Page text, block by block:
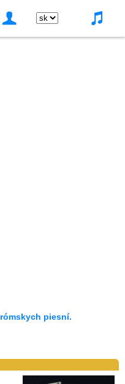
rómskych piesní.